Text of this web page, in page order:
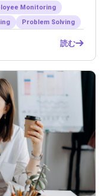
Monitoring
Problem Solving
読む